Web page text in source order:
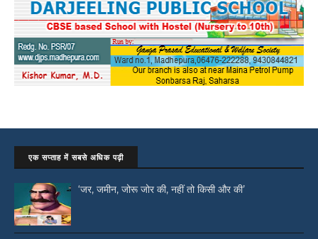
एक सप्ताह में सबसे अधिक पढ़ी
‘जर, जमीन, जोरू जोर की, नहीं तो किसी और की’